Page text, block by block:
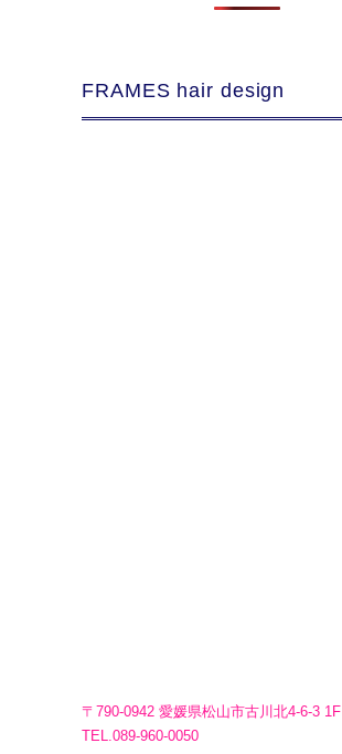
FRAMES hair design
〒790-0942 愛媛県松山市古川北4-6-3 1F
TEL.089-960-0050